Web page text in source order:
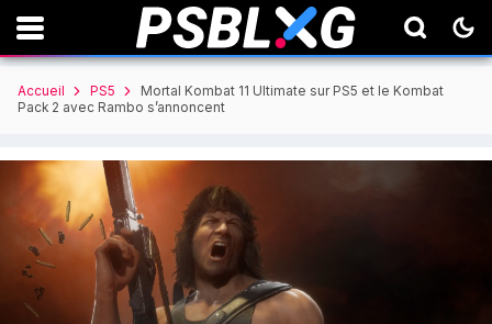
Accueil PS5
Mortal Kombat 11 Ultimate sur PS5 et le Kombat
Pack 2 avec Rambo s’annoncent